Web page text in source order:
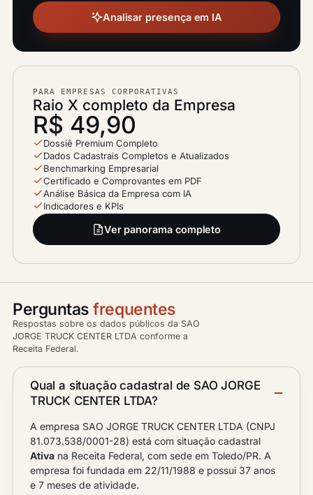
Analisar presença em IA
PARA EMPRESAS CORPORATIVAS
Raio X completo da Empresa
R$ 49,90
Dossiê Premium Completo
Dados Cadastrais Completos e Atualizados
Benchmarking Empresarial
Certificado e Comprovantes em PDF
Análise Básica da Empresa com IA
Indicadores e KPIs
Ver panorama completo
Perguntasfrequentes
Respostas sobre os dados públicos da SAO
JORGE TRUCK CENTER LTDA conforme a
Receita Federal.
Qual a situação cadastral de SAO JORGE
TRUCK CENTER LTDA?
A empresa SAO JORGE TRUCK CENTER LTDA (CNPJ
81.073.538/0001-28) está com situação cadastral
Ativa na Receita Federal, com sede em Toledo/PR. A
empresa foi fundada em 22/11/1988 e possui 37 anos
e 7 meses de atividade.